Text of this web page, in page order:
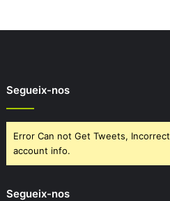
Segueix-nos
Error Can not Get Tweets, Incorrect
account info.
Segueix-nos